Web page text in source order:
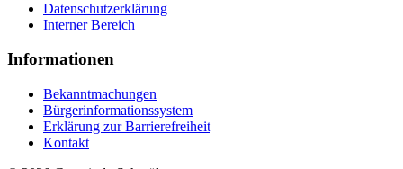
Datenschutzerklärung
Interner Bereich
Informationen
Bekanntmachungen
Bürgerinformationssystem
Erklärung zur Barrierefreiheit
Kontakt